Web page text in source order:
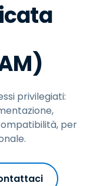
privilegiati:
per